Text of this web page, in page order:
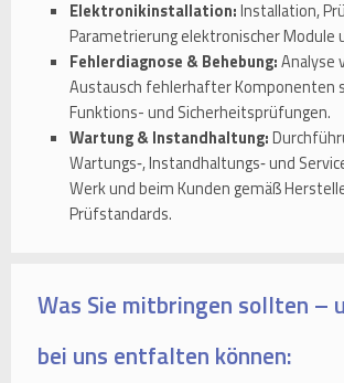
Elektronikinstallation:Installation,
Parametrierung elektronischer Module
Fehlerdiagnose & Behebung:Analyse
Austausch fehlerhafter Komponenten
Funktions- und Sicherheitsprüfungen.
Wartung & Instandhaltung:
Wartungs‑, Instandhaltungs‑ und
Werk und beim Kunden gemäß
Prüfstandards.
Was Sie mitbringen sollten –
bei uns entfalten können: